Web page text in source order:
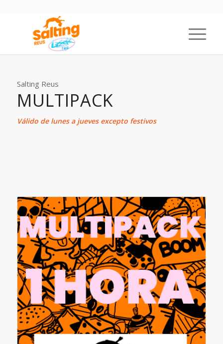
Salting Reus
MULTIPACK
Válido de lunes a jueves excepto festivos